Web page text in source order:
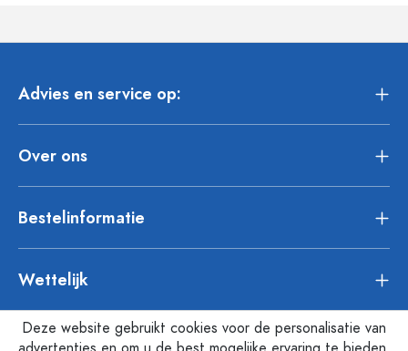
Advies en service op:
Over ons
Bestelinformatie
Wettelijk
Deze website gebruikt cookies voor de personalisatie van